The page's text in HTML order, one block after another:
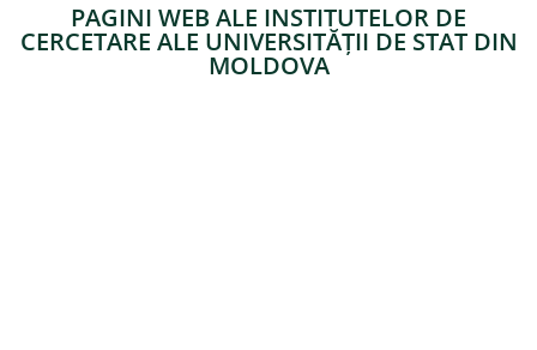
PAGINI WEB ALE INSTITUTELOR DE
CERCETARE ALE UNIVERSITĂȚII DE STAT DIN
MOLDOVA